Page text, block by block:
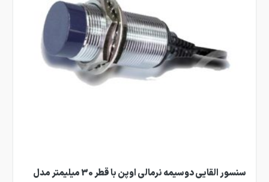
سنسور القایی دوسیمه نرمالی اوپن با قطر 30 میلیمتر مدل